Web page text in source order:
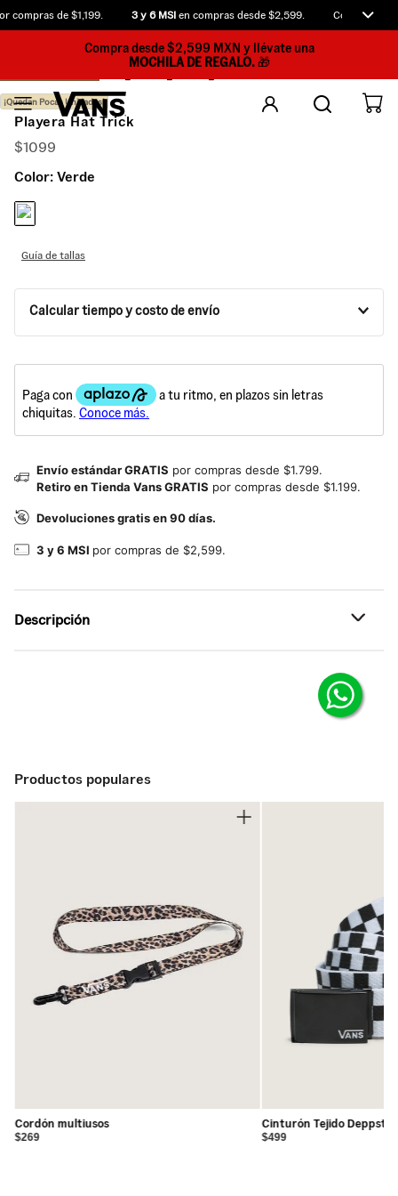
compras de $1,199. 3 y 6 MSIen compras desde $2,599. Compra
Compra desde $2,599 MXN y llévate una
MOCHILA DE REGALO.🎁
¡Quedan Pocas Unidades!
Playera Hat Trick
$1099
Color:Verde
Guía de tallas
Calcular tiempo y costo de envío
Envío estándar GRATIS por compras desde $1.799.
Retiro en Tienda Vans GRATIS por compras desde $1.199.
Devoluciones gratis en 90 días.
3 y 6 MSI por compras de $2,599.
Descripción
Productos populares
Cordón multiusos
$269
Cinturón Tejido Deppster
$499